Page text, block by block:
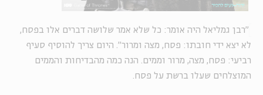
"רבן גמליאל היה אומר: כל שלא אמר שלושה דברים אלו בפסח,
לא יצא ידי חובתו: פסח, מצה ומרור". היום צריך להוסיף סעיף
רביעי: פסח, מצה, מרור וממים. הנה כמה מהבדיחות והממים
המוצלחים שעלו ברשת על פסח.